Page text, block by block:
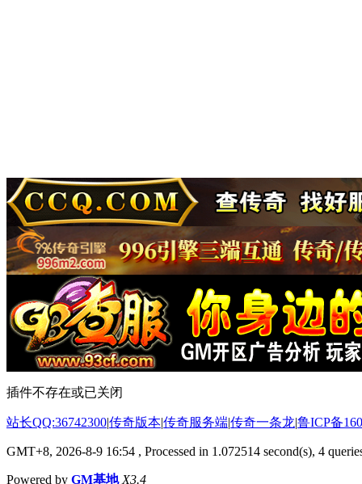
插件不存在或已关闭
站长QQ:36742300|传奇版本|传奇服务端|传奇一条龙|鲁ICP备
GMT+8, 2026-8-9 16:54 , Processed in 1.072514 second(s), 4
Powered by GM基地 X3.4